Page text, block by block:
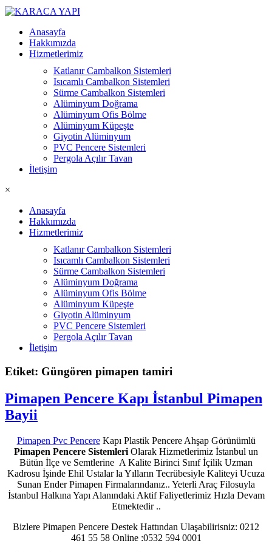
Anasayfa
Hakkımızda
Hizmetlerimiz
Katlanır Cambalkon Sistemleri
Isıcamlı Cambalkon Sistemleri
Sürme Cambalkon Sistemleri
Alüminyum Doğrama
Alüminyum Ofis Bölme
Alüminyum Küpeşte
Giyotin Alüminyum
PVC Pencere Sistemleri
Pergola Açılır Tavan
İletişim
×
Anasayfa
Hakkımızda
Hizmetlerimiz
Katlanır Cambalkon Sistemleri
Isıcamlı Cambalkon Sistemleri
Sürme Cambalkon Sistemleri
Alüminyum Doğrama
Alüminyum Ofis Bölme
Alüminyum Küpeşte
Giyotin Alüminyum
PVC Pencere Sistemleri
Pergola Açılır Tavan
İletişim
Etiket: Güngören pimapen tamiri
Pimapen Pencere Kapı İstanbul Pimapen
Bayii
Pimapen Pvc PencereKapı Plastik Pencere Ahşap Görünümlü
Pimapen Pencere Sistemleri Olarak Hizmetlerimiz İstanbul un
Bütün İlçe ve Semtlerine A Kalite Birinci Sınıf İçilik Uzman
Kadrosu İşinde Ehil Ustalar la Yılların Tecrübesiyle Kaliteyi Ucuza
Sunan Ender Pimapen Firmalarındanız.. Yeterli Araç Filosuyla
İstanbul Halkına Yapı Alanındaki Aktif Faliyetlerimiz Hızla Devam
Etmektedir ..
Bizlere Pimapen Pencere Destek Hattından Ulaşabilirisniz: 0212
461 55 58 Online :0532 594 0001